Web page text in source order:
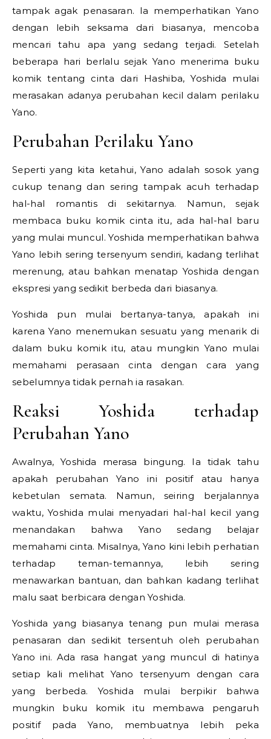
tampak agak penasaran. Ia memperhatikan Yano
dengan lebih seksama dari biasanya, mencoba
mencari tahu apa yang sedang terjadi. Setelah
beberapa hari berlalu sejak Yano menerima buku
komik tentang cinta dari Hashiba, Yoshida mulai
merasakan adanya perubahan kecil dalam perilaku
Yano.
Perubahan Perilaku Yano
Seperti yang kita ketahui, Yano adalah sosok yang
cukup tenang dan sering tampak acuh terhadap
hal-hal romantis di sekitarnya. Namun, sejak
membaca buku komik cinta itu, ada hal-hal baru
yang mulai muncul. Yoshida memperhatikan bahwa
Yano lebih sering tersenyum sendiri, kadang terlihat
merenung, atau bahkan menatap Yoshida dengan
ekspresi yang sedikit berbeda dari biasanya.
Yoshida pun mulai bertanya-tanya, apakah ini
karena Yano menemukan sesuatu yang menarik di
dalam buku komik itu, atau mungkin Yano mulai
memahami perasaan cinta dengan cara yang
sebelumnya tidak pernah ia rasakan.
Reaksi Yoshida terhadap
Perubahan Yano
Awalnya, Yoshida merasa bingung. Ia tidak tahu
apakah perubahan Yano ini positif atau hanya
kebetulan semata. Namun, seiring berjalannya
waktu, Yoshida mulai menyadari hal-hal kecil yang
menandakan bahwa Yano sedang belajar
memahami cinta. Misalnya, Yano kini lebih perhatian
terhadap teman-temannya, lebih sering
menawarkan bantuan, dan bahkan kadang terlihat
malu saat berbicara dengan Yoshida.
Yoshida yang biasanya tenang pun mulai merasa
penasaran dan sedikit tersentuh oleh perubahan
Yano ini. Ada rasa hangat yang muncul di hatinya
setiap kali melihat Yano tersenyum dengan cara
yang berbeda. Yoshida mulai berpikir bahwa
mungkin buku komik itu membawa pengaruh
positif pada Yano, membuatnya lebih peka